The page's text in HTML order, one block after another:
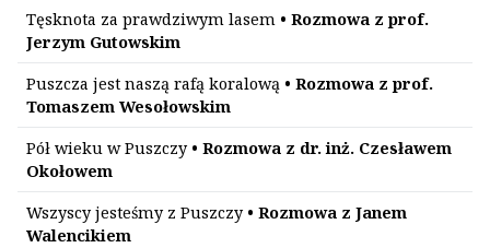
Tęsknota za prawdziwym lasem • Rozmowa z prof.
Jerzym Gutowskim
Puszcza jest naszą rafą koralową • Rozmowa z prof.
Tomaszem Wesołowskim
Pół wieku w Puszczy• Rozmowa z dr. inż. Czesławem
Okołowem
Wszyscy jesteśmy z Puszczy• Rozmowa z Janem
Walencikiem